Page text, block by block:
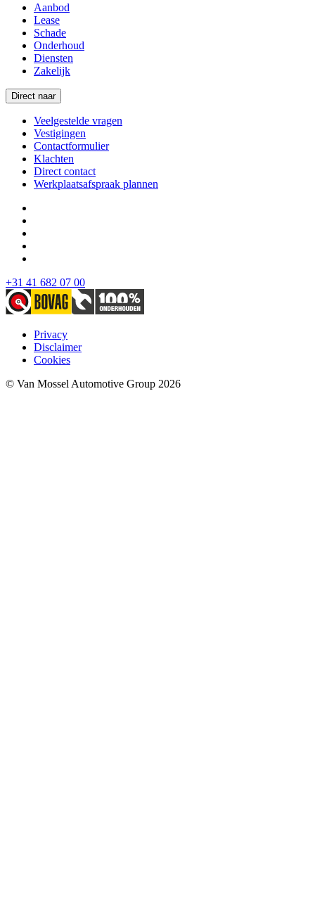
Aanbod
Lease
Schade
Onderhoud
Diensten
Zakelijk
Direct naar
Veelgestelde vragen
Vestigingen
Contactformulier
Klachten
Direct contact
Werkplaatsafspraak plannen
+31 41 682 07 00
Privacy
Disclaimer
Cookies
© Van Mossel Automotive Group 2026